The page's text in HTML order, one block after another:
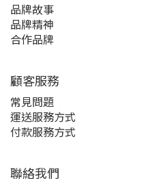
品牌故事
品牌精神
合作品牌
顧客服務
常見問題
運送服務方式
付款服務方式
聯絡我們